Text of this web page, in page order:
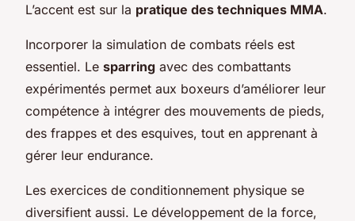
L’accent est sur la pratique des techniques MMA.
Incorporer la simulation de combats réels est
essentiel. Le sparring avec des combattants
expérimentés permet aux boxeurs d’améliorer leur
compétence à intégrer des mouvements de pieds,
des frappes et des esquives, tout en apprenant à
gérer leur endurance.
Les exercices de conditionnement physique se
diversifient aussi. Le développement de la force,